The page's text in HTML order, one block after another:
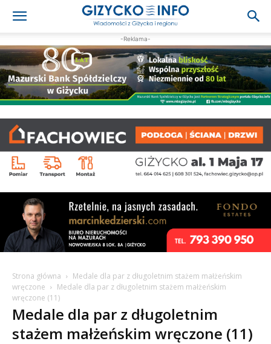
-Reklama-
Strona główna
Medale dla par z długoletnim stażem małżeńskim
wręczone
Medale dla par z długoletnim stażem małżeńskim
wręczone (11)
Medale dla par z długoletnim
stażem małżeńskim wręczone (11)